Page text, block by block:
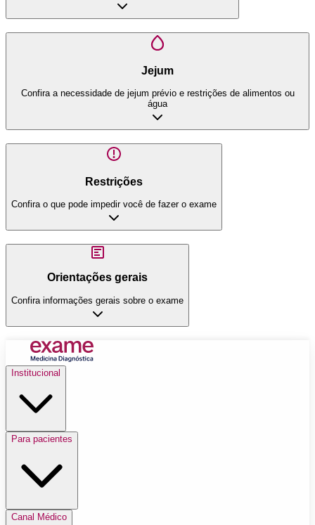
Jejum
Confira a necessidade de jejum prévio e restrições de alimentos ou
água
Restrições
Confira o que pode impedir você de fazer o exame
Orientações gerais
Confira informações gerais sobre o exame
Institucional
Para pacientes
Canal Médico